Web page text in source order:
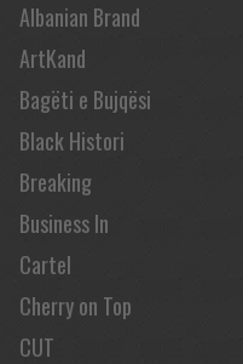
Albanian Brand
ArtKand
Bagëti e Bujqësi
Black Histori
Breaking
Business In
Cartel
Cherry on Top
CUT